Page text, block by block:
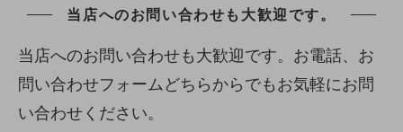
当店へのお問い合わせも大歓迎です。
当店へのお問い合わせも大歓迎です。お電話、お
問い合わせフォームどちらからでもお気軽にお問
い合わせください。